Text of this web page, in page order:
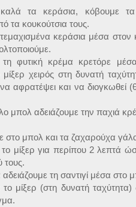
τα κεράσια, κόβουμε
τα κουκούτσια τους.
κεράσια μέσα στον
τη φυτική κρέμα κρετόρε
χειρός στη δυνατή
αφρατέψει και να διογκωθεί
μπολ αδειάζουμε την παχιά
στο μπολ και τα ζαχαρούχα
μίξερ για περίπου 2 λεπτά
τους.
αδειάζουμε τη σαντιγί μέσα στο
μίξερ (στη δυνατή